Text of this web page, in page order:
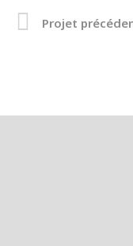
Projet